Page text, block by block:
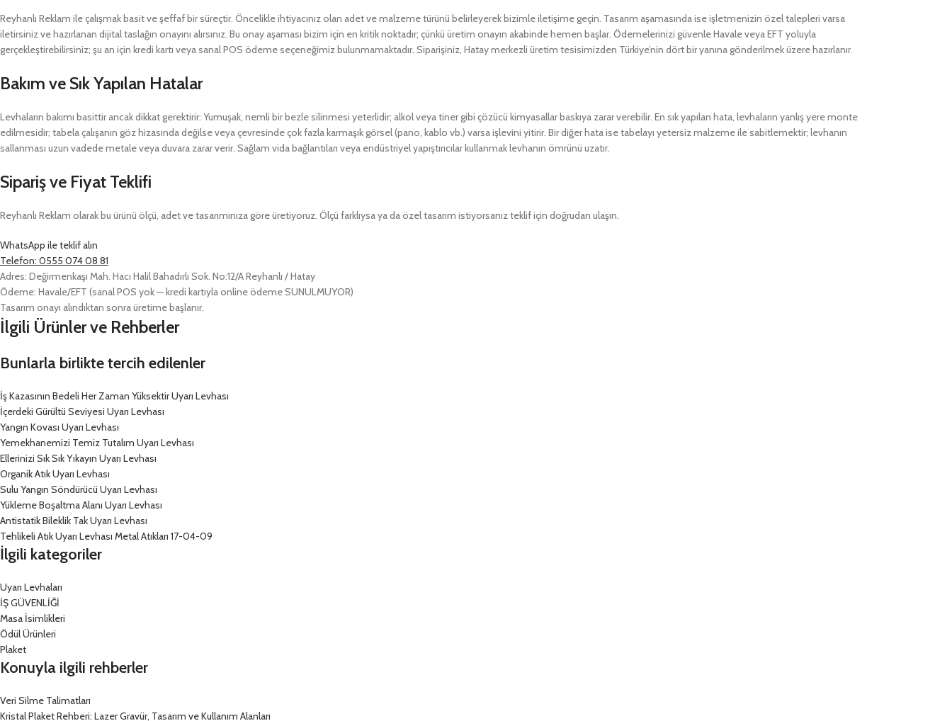
Reyhanlı Reklam ile çalışmak basit ve şeffaf bir süreçtir. Öncelikle ihtiyacınız olan adet ve malzeme türünü belirleyerek bizimle iletişime geçin. Tasarım aşamasında ise işletmenizin özel talepleri varsa
iletirsiniz ve hazırlanan dijital taslağın onayını alırsınız. Bu onay aşaması bizim için en kritik noktadır; çünkü üretim onayın akabinde hemen başlar. Ödemelerinizi güvenle Havale veya EFT yoluyla
gerçekleştirebilirsiniz; şu an için kredi kartı veya sanal POS ödeme seçeneğimiz bulunmamaktadır. Siparişiniz, Hatay merkezli üretim tesisimizden Türkiye’nin dört bir yanına gönderilmek üzere hazırlanır.
Bakım ve Sık Yapılan Hatalar
Levhaların bakımı basittir ancak dikkat gerektirir: Yumuşak, nemli bir bezle silinmesi yeterlidir; alkol veya tiner gibi çözücü kimyasallar baskıya zarar verebilir. En sık yapılan hata, levhaların yanlış yere monte
edilmesidir; tabela çalışanın göz hizasında değilse veya çevresinde çok fazla karmaşık görsel (pano, kablo vb.) varsa işlevini yitirir. Bir diğer hata ise tabelayı yetersiz malzeme ile sabitlemektir; levhanın
sallanması uzun vadede metale veya duvara zarar verir. Sağlam vida bağlantıları veya endüstriyel yapıştırıcılar kullanmak levhanın ömrünü uzatır.
Sipariş ve Fiyat Teklifi
Reyhanlı Reklam olarak bu ürünü ölçü, adet ve tasarımınıza göre üretiyoruz. Ölçü farklıysa ya da özel tasarım istiyorsanız teklif için doğrudan ulaşın.
WhatsApp ile teklif alın
Telefon: 0555 074 08 81
Adres: Değirmenkaşı Mah. Hacı Halil Bahadırlı Sok. No:12/A Reyhanlı / Hatay
Ödeme: Havale/EFT (sanal POS yok — kredi kartıyla online ödeme SUNULMUYOR)
Tasarım onayı alındıktan sonra üretime başlanır.
İlgili Ürünler ve Rehberler
Bunlarla birlikte tercih edilenler
İş Kazasının Bedeli Her Zaman Yüksektir Uyarı Levhası
İçerdeki Gürültü Seviyesi Uyarı Levhası
Yangın Kovası Uyarı Levhası
Yemekhanemizi Temiz Tutalım Uyarı Levhası
Ellerinizi Sık Sık Yıkayın Uyarı Levhası
Organik Atık Uyarı Levhası
Sulu Yangın Söndürücü Uyarı Levhası
Yükleme Boşaltma Alanı Uyarı Levhası
Antistatik Bileklik Tak Uyarı Levhası
Tehlikeli Atık Uyarı Levhası Metal Atıkları 17-04-09
İlgili kategoriler
Uyarı Levhaları
İŞ GÜVENLİĞİ
Masa İsimlikleri
Ödül Ürünleri
Plaket
Konuyla ilgili rehberler
Veri Silme Talimatları
Kristal Plaket Rehberi: Lazer Gravür, Tasarım ve Kullanım Alanları